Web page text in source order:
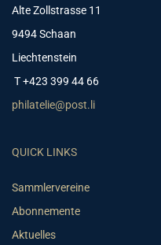
Alte Zollstrasse 11
9494 Schaan
Liechtenstein
T +423 399 44 66
philatelie@post.li
QUICK LINKS
Sammlervereine
Abonnemente
Aktuelles